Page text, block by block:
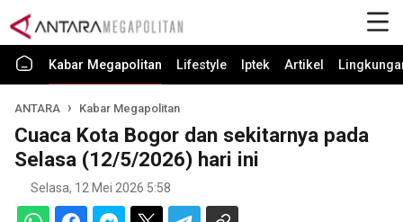
Kabar Megapolitan Lifestyle Iptek Artikel
ANTARA Kabar Megapolitan
Cuaca Kota Bogor dan sekitarnya pada
Selasa (12/5/2026) hari ini
Selasa, 12 Mei 2026 5:58